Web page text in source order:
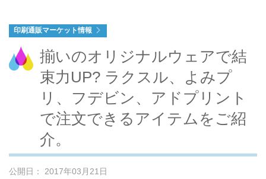
印刷通販マーケット情報
揃いのオリジナルウェアで結
束力UP? ラクスル、よみプ
リ、フデビン、アドプリント
で注文できるアイテムをご紹
介。
公開日： 2017年03月21日